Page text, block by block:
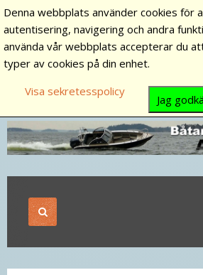
Denna webbplats använder cookies för
autentisering, navigering och andra
använda vår webbplats accepterar du
typer av cookies på din enhet.
Visa sekretesspolicy
Jag